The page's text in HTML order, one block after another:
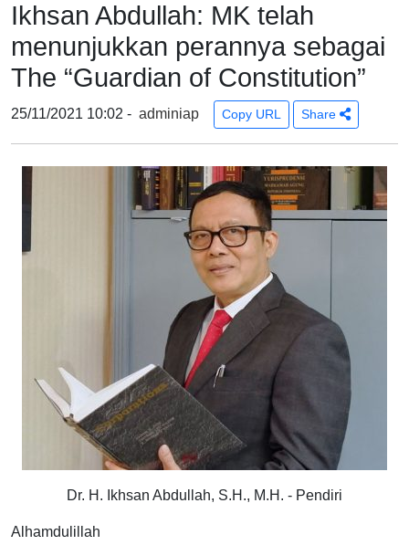
Ikhsan Abdullah: MK telah
menunjukkan perannya sebagai
The “Guardian of Constitution”
25/11/2021 10:02 - adminiap Copy URL Share
Dr. H. Ikhsan Abdullah, S.H., M.H. - Pendiri
Alhamdulillah